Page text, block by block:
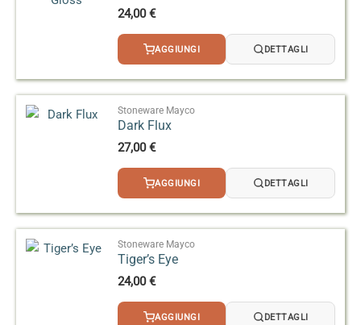
24,00€
AGGIUNGI DETTAGLI
Stoneware Mayco
Dark Flux
27,00€
AGGIUNGI DETTAGLI
Stoneware Mayco
Tiger’s Eye
24,00€
AGGIUNGI DETTAGLI